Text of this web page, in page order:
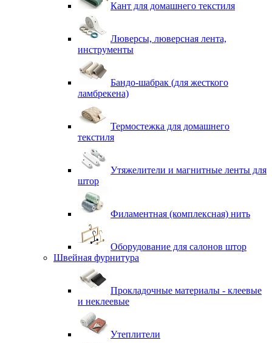
Кант для домашнего текстиля
Люверсы, люверсная лента,
инструменты
Бандо-шабрак (для жесткого
ламбрекена)
Термостежка для домашнего
текстиля
Утяжелители и магнитные ленты для
штор
Филаментная (комплексная) нить
Оборудование для салонов штор
Швейная фурнитура
Прокладочные материалы - клеевые
и неклеевые
Утеплители